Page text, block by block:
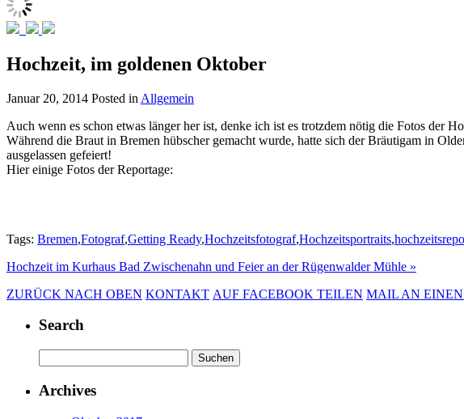
Hochzeit, im goldenen Oktober
Januar 20, 2014 Posted in Allgemein
Auch wenn es schon etwas länger her ist, denke ich ist es trotzdem nötig die Fotos der
Während die Braut in Bremen hübscher gemacht wurde, hatte sich der Bräutigam in
ausgelassen gefeiert!
Hier einige Fotos der Reportage:
Tags: Bremen,Fotograf,Getting Ready,Hochzeitsfotograf,Hochzeitsportraits,
Hochzeit im Kurhaus Bad Zwischenahn und Feier an der Rügenwalder Mühle »
ZURÜCK NACH OBEN KONTAKT AUF FACEBOOK TEILEN MAIL AN
Search
nach:
Archives